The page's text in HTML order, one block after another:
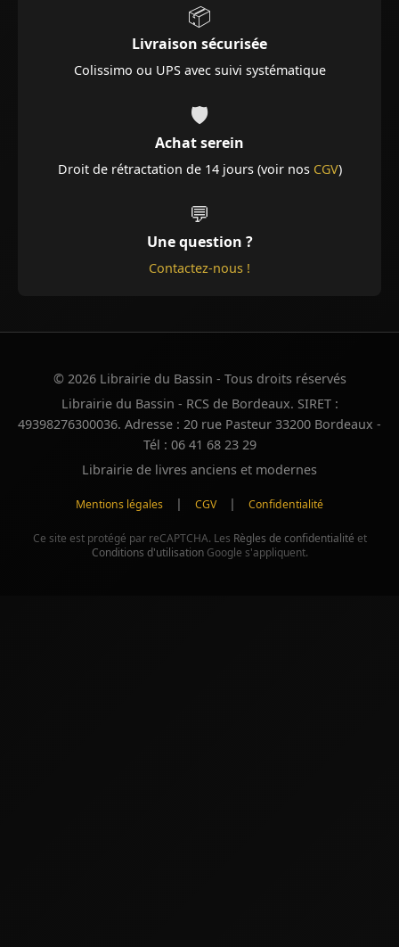
📦
Livraison sécurisée
Colissimo ou UPS avec suivi systématique
🛡️
Achat serein
Droit de rétractation de 14 jours (voir nos CGV)
💬
Une question ?
Contactez-nous !
© 2026 Librairie du Bassin - Tous droits réservés
Librairie du Bassin - RCS de Bordeaux. SIRET :
49398276300036. Adresse : 20 rue Pasteur 33200 Bordeaux -
Tél : 06 41 68 23 29
Librairie de livres anciens et modernes
Mentions légales | CGV | Confidentialité
Ce site est protégé par reCAPTCHA. Les Règles de confidentialité et
Conditions d'utilisationGoogle s'appliquent.